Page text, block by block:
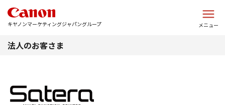
キヤノンマーケティングジャパングループ メニュー
法人のお客さま